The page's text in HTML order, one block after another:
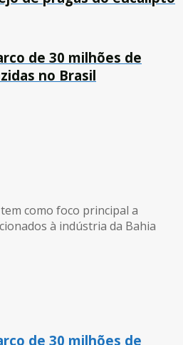
de 30 milhões de
no Brasil
como foco principal a
à indústria da Bahia
de 30 milhões de